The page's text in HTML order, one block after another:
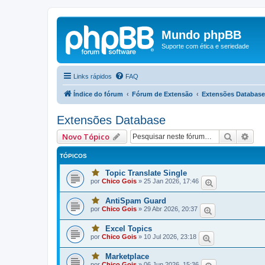
Mundo phpBB
Suporte com ética e seriedade
Links rápidos FAQ
Índice do fórum Fórum de Extensão Extensões Database
Extensões Database
Novo Tópico Pesquisar
TÓPICOS
V
o
ê
t
e
u
m
a
o
u
m
Topic Translate Single
por Chico Gois » 25 Jan 2026, 17:46
V
o
ê
t
e
u
m
AntiSpam Guard
por Chico Gois » 29 Abr 2026, 20:37
V
o
ê
t
Excel Topics
por Chico Gois » 10 Jul 2026, 23:18
V
Marketplace